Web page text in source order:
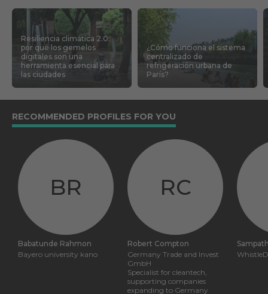
Resiliencia climática 2.0:
por qué los gemelos
digitales son una
herramienta esencial para
las ciudades
¿Cómo funciona el sistema
centralizado de
refrigeración urbana de
París?
RECOMMENDED PROFILES FOR YOU
BR
Babatunde Rahmon
Bayero university kano
RC
Robert Compton
Germany Trade and Invest
GmbH
Specialist for cleantech,
supporting companies
expanding to Germany